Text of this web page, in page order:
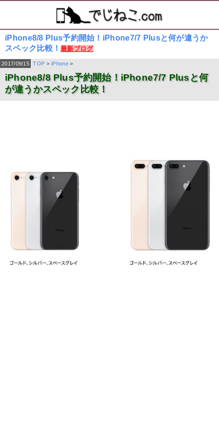
iPhone8/8 Plus予約開始！iPhone7/7 Plusと何が違うか
スペック比較！最新ブログ
2017/09/15 TOP > iPhone>
iPhone8/8 Plus予約開始！iPhone7/7 Plusと何
が違うかスペック比較！